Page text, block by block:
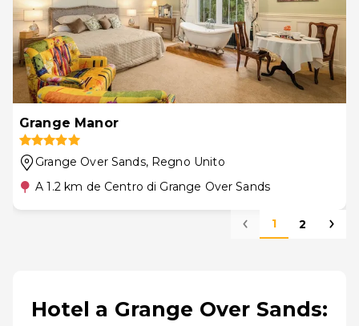
Grange Manor
Grange Over Sands, Regno Unito
A 1.2 km de Centro di Grange Over Sands
1 2
Hotel a Grange Over Sands: